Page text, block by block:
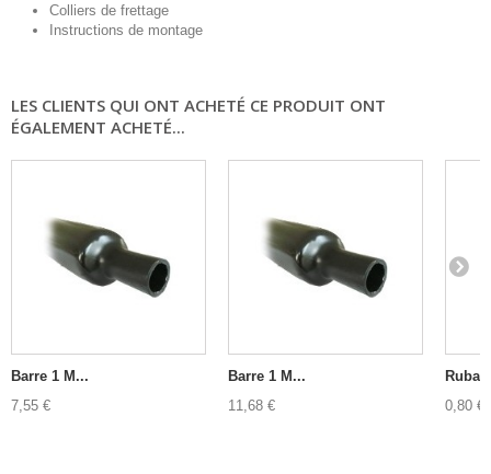
Colliers de frettage
Instructions de montage
LES CLIENTS QUI ONT ACHETÉ CE PRODUIT ONT
ÉGALEMENT ACHETÉ...
Barre 1 M...
7,55 €
Barre 1 M...
11,68 €
0,80 €